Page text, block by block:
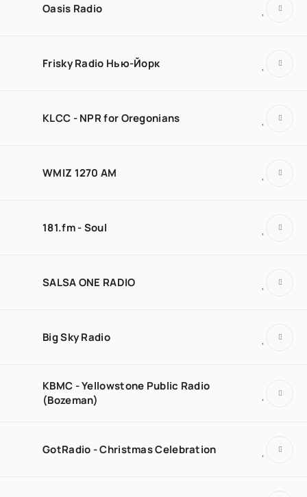
Oasis Radio
Frisky Radio Нью-Йорк
KLCC - NPR for Oregonians
WMIZ 1270 AM
181.fm - Soul
SALSA ONE RADIO
Big Sky Radio
KBMC - Yellowstone Public Radio
(Bozeman)
GotRadio - Christmas Celebration